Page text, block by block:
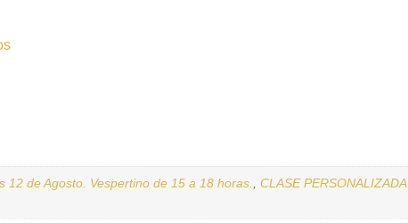
12 de Agosto. Vespertino de 15 a 18 horas. CLASE PERSONALIZADA